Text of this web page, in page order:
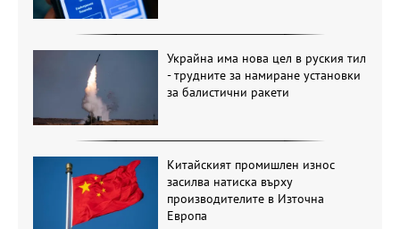
Украйна има нова цел в руския тил
- трудните за намиране установки
за балистични ракети
Китайският промишлен износ
засилва натиска върху
производителите в Източна
Европа